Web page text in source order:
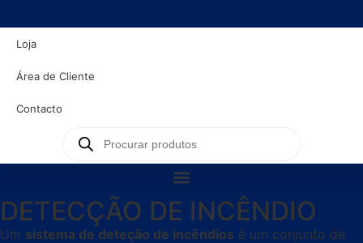
Loja
Área de Cliente
Contacto
DETECÇÃO DE INCÊNDIO
Um sistema de deteção de incêndios é um conjunto de